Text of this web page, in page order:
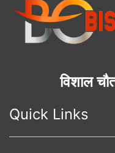
विशाल
Quick Links